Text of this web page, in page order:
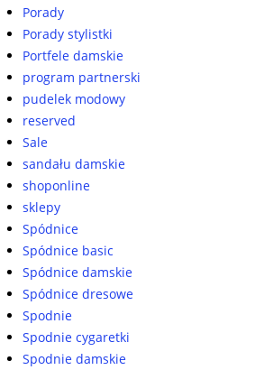
Porady
Porady stylistki
Portfele damskie
program partnerski
pudelek modowy
reserved
Sale
sandału damskie
shoponline
sklepy
Spódnice
Spódnice basic
Spódnice damskie
Spódnice dresowe
Spodnie
Spodnie cygaretki
Spodnie damskie